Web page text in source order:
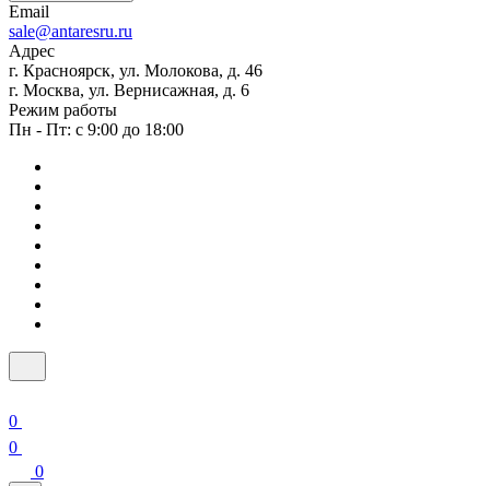
Email
sale@antaresru.ru
Адрес
г. Красноярск, ул. Молокова, д. 46
г. Москва, ул. Вернисажная, д. 6
Режим работы
Пн - Пт: с 9:00 до 18:00
0
0
0